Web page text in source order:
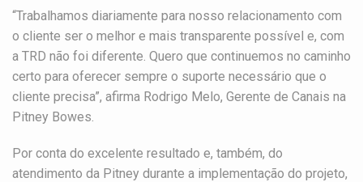
“Trabalhamos diariamente para nosso relacionamento com
o cliente ser o melhor e mais transparente possível e, com
a TRD não foi diferente. Quero que continuemos no caminho
certo para oferecer sempre o suporte necessário que o
cliente precisa”, afirma Rodrigo Melo, Gerente de Canais na
Pitney Bowes.
Por conta do excelente resultado e, também, do
atendimento da Pitney durante a implementação do projeto,